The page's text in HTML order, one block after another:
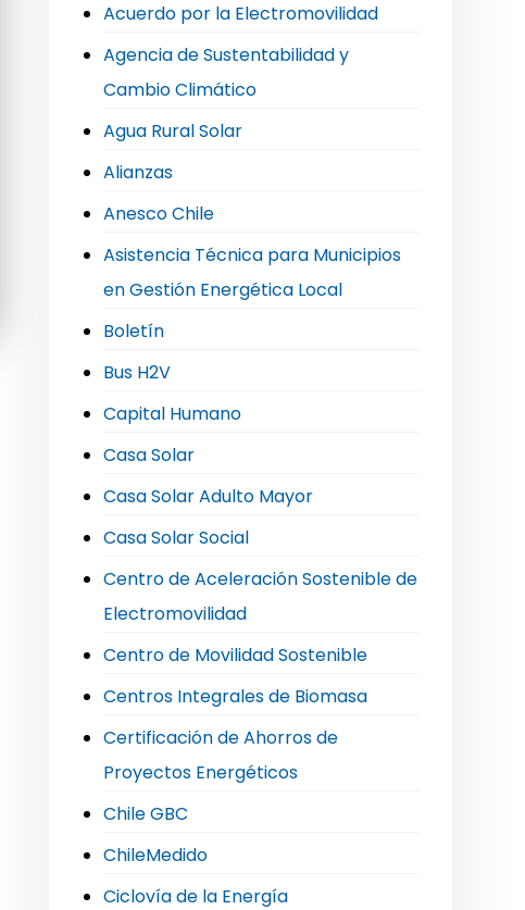
Acuerdo por la Electromovilidad
Agencia de Sustentabilidad y
Cambio Climático
Agua Rural Solar
Alianzas
Anesco Chile
Asistencia Técnica para Municipios
en Gestión Energética Local
Boletín
Bus H2V
Capital Humano
Casa Solar
Casa Solar Adulto Mayor
Casa Solar Social
Centro de Aceleración Sostenible de
Electromovilidad
Centro de Movilidad Sostenible
Centros Integrales de Biomasa
Certificación de Ahorros de
Proyectos Energéticos
Chile GBC
ChileMedido
Ciclovía de la Energía